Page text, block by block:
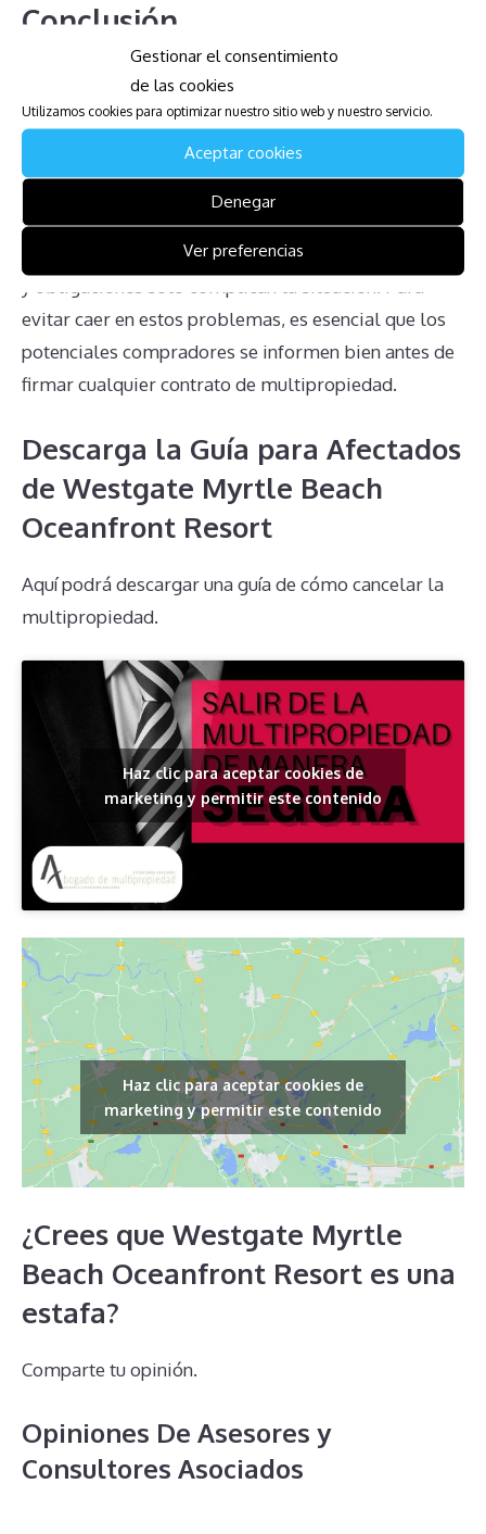
Gestionar el consentimiento
de las cookies
Utilizamos cookies para optimizar nuestro sitio web y nuestro servicio.
Aceptar cookies
Denegar
Ver preferencias
Conclusión
En resumen, los propietarios de multipropiedades
en el Westgate Myrtle Beach Oceanfront Resort
enfrentan numerosos desafíos, desde las cuotas de
mantenimiento ineludibles hasta la complejidad de
transferir la propiedad. La falta de un mercado
activo para vender y la confusión sobre los derechos
evitar caer en estos problemas, es esencial que los
potenciales compradores se informen bien antes de
firmar cualquier contrato de multipropiedad.
Descarga la Guía para Afectados
de Westgate Myrtle Beach
Oceanfront Resort
Aquí podrá descargar una guía de cómo cancelar la
multipropiedad.
Haz clic para aceptar cookies de
marketing y permitir este contenido
Haz clic para aceptar cookies de
marketing y permitir este contenido
¿Crees que Westgate Myrtle
Beach Oceanfront Resort es una
estafa?
Comparte tu opinión.
Opiniones De Asesores y
Consultores Asociados